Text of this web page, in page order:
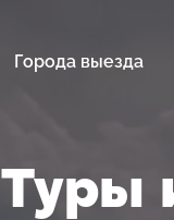
Города выезда
Туры